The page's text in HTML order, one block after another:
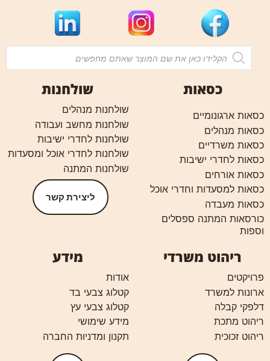
כסאות
כסאות ארגונומיים
כסאות מנהלים
כסאות משרדיים
כסאות לחדרי ישיבות
כסאות אורחים
כסאות למסעדות וחדרי אוכל
כסאות מעבדה
כורסאות המתנה ספסלים
וספות
שולחנות
שולחנות מנהלים
שולחנות מחשב ועבודה
שולחנות לחדרי ישיבות
שולחנות לחדרי אוכל ומסעדות
שולחנות המתנה
ליצירת קשר
ריהוט משרדי
פרויקטים
ארונות למשרד
דלפקי קבלה
ריהוט מתכת
ריהוט זכוכית
מידע
אודות
קטלוג צבעי בד
קטלוג צבעי עץ
מידע שימושי
תקנון ומדניות החברה